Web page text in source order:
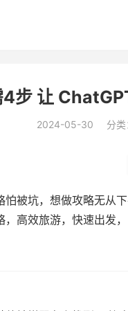
步 让
2024-05-30 分类
被坑，想做攻略无从
，高效旅游，快速出发